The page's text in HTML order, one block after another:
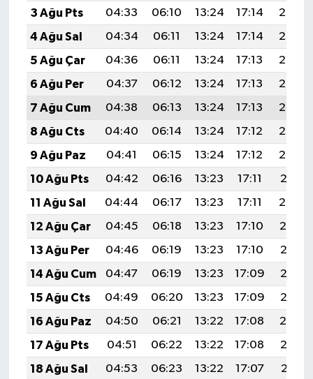
3 Ağu Pts
04:33 06:10 13:24 17:14
20:29
4 Ağu Sal
04:34 06:11 13:24 17:14
20:28
5 Ağu Çar
04:36 06:11 13:24 17:13
20:27
6 Ağu Per
04:37 06:12 13:24 17:13
20:26
7 Ağu Cum
04:38 06:13 13:24 17:13
20:24
8 Ağu Cts
04:40 06:14 13:24 17:12
20:23
9 Ağu Paz
04:41 06:15 13:24 17:12
20:22
10 Ağu Pts
04:42 06:16 13:23 17:11
20:21
11 Ağu Sal
04:44 06:17 13:23 17:11
20:20
12 Ağu Çar
04:45 06:18 13:23 17:10
20:19
13 Ağu Per
04:46 06:19 13:23 17:10
20:17
14 Ağu Cum
04:47 06:19 13:23 17:09
20:16
15 Ağu Cts
04:49 06:20 13:23 17:09
20:15
16 Ağu Paz
04:50 06:21 13:22 17:08
20:14
17 Ağu Pts
04:51 06:22 13:22 17:08
20:12
18 Ağu Sal
04:53 06:23 13:22 17:07
20:11